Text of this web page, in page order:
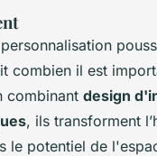
combien il est
combinant design
, ils transforment
le potentiel de